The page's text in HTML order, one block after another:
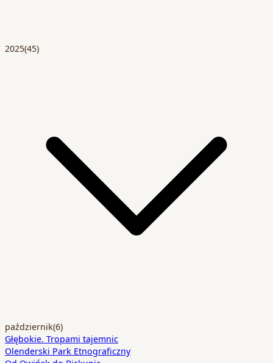
2025(45)
październik(6)
Głębokie. Tropami tajemnic
Olenderski Park Etnograficzny